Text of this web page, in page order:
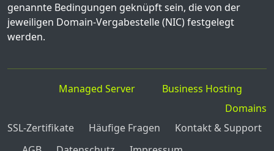
genannte Bedingungen geknüpft sein, die von der
jeweiligen Domain-Vergabestelle (NIC) festgelegt
werden.
Managed Server
Business Hosting
Domains
SSL-Zertifikate
Häufige Fragen
Kontakt & Support